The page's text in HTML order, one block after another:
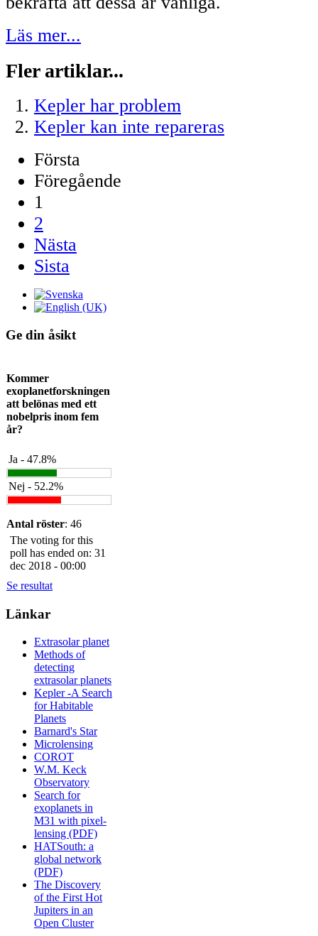
Läs mer...
Fler artiklar...
Kepler har problem
Kepler kan inte repareras
Första
Föregående
1
2
Nästa
Sista
Ge din åsikt
Kommer
exoplanetforskningen
att belönas med ett
nobelpris inom fem
år?
Ja - 47.8%
Nej - 52.2%
Antal röster: 46
The voting for this
poll has ended on: 31
dec 2018 - 00:00
Se resultat
Länkar
Extrasolar planet
Methods of
detecting
extrasolar planets
Kepler -A Search
for Habitable
Planets
Barnard's Star
Microlensing
COROT
W.M. Keck
Observatory
Search for
exoplanets in
M31 with pixel-
lensing (PDF)
HATSouth: a
global network
(PDF)
The Discovery
of the First Hot
Jupiters in an
Open Cluster